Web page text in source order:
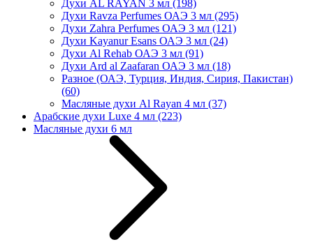
Духи AL RAYAN 3 мл (198)
Духи Ravza Perfumes ОАЭ 3 мл (295)
Духи Zahra Perfumes ОАЭ 3 мл (121)
Духи Kayanur Esans ОАЭ 3 мл (24)
Духи Al Rehab ОАЭ 3 мл (91)
Духи Ard al Zaafaran ОАЭ 3 мл (18)
Разное (ОАЭ, Турция, Индия, Сирия, Пакистан)
(60)
Масляные духи Al Rayan 4 мл (37)
Арабские духи Luxe 4 мл (223)
Масляные духи 6 мл